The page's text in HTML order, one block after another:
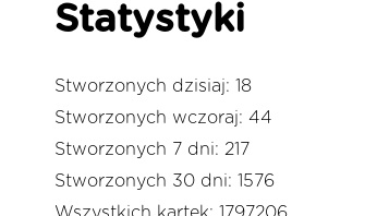
Statystyki
Stworzonych dzisiaj: 18
Stworzonych wczoraj: 44
Stworzonych 7 dni: 217
Stworzonych 30 dni: 1576